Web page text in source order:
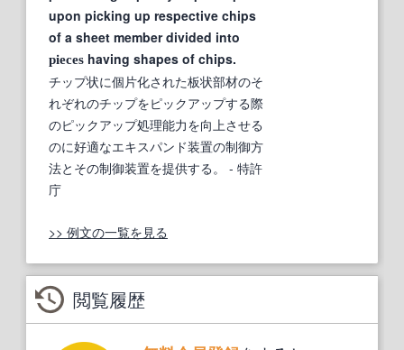
upon picking up respective chips
of a sheet member divided into
pieces having shapes of chips.
チップ状に個片化された板状部材のそ
れぞれのチップをピックアップする際
のピックアップ処理能力を向上させる
のに好適なエキスパンド装置の制御方
法とその制御装置を提供する。
- 特許
庁
>> 例文の一覧を見る
閲覧履歴